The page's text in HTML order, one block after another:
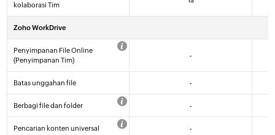
kolaborasi Tim
Zoho WorkDrive
Penyimpanan File Online
(Penyimpanan Tim)
-
Batas unggahan file -
Berbagi file dan folder -
Pencarian konten universal -